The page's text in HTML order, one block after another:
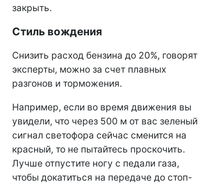
закрыть.
Стиль вождения
Снизить расход бензина до 20%, говорят
эксперты, можно за счет плавных
разгонов и торможения.
Например, если во время движения вы
увидели, что через 500 м от вас зеленый
сигнал светофора сейчас сменится на
красный, то не пытайтесь проскочить.
Лучше отпустите ногу с педали газа,
чтобы докатиться на передаче до стоп-